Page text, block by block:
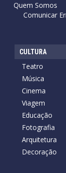
Quem Somos
Comunicar
CULTURA
Teatro
Música
Cinema
Viagem
Educação
Fotografia
Arquitetura
Decoração